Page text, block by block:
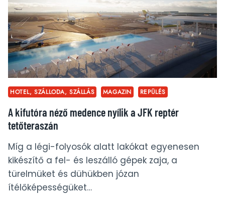
HOTEL, SZÁLLODA, SZÁLLÁS MAGAZIN REPÜLÉS
A kifutóra néző medence nyílik a JFK reptér
tetőteraszán
Míg a légi-folyosók alatt lakókat egyenesen
kikészítő a fel- és leszálló gépek zaja, a
türelmüket és dühükben józan
ítélőképességüket…